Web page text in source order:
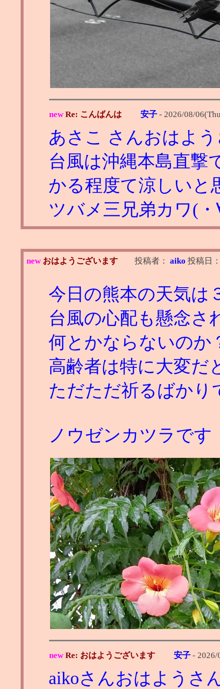
new Re: こんばんは 安子 - 2026/08/
あさこ さんおはよ
台風は沖縄本島直撃
かる程度て涼しいと
ツバメ三兄弟カワ(
new おはようございます 投稿者： aiko 投稿日
今日の熊本の天気は
台風の心配も懸念さ
何とかならないのか
高齢者は特に大変だ
ただただ祈るばかり
ノウゼンカツラです
new Re: おはようございます 安子 - 2026/
aikoさんおはようさ